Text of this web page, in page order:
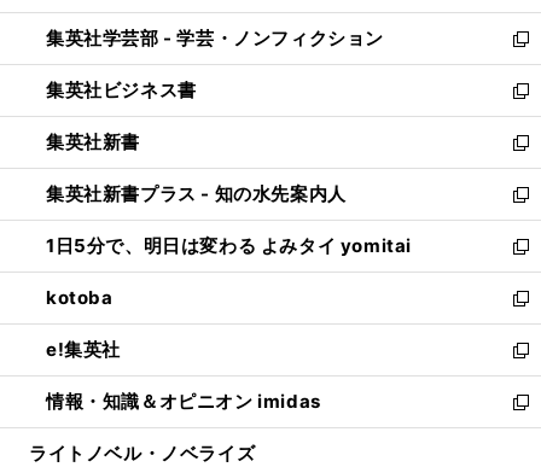
開
く
ウ
で
開
く
ン
ド
ウ
で
開
く
ウ
ィ
ン
ド
ウ
で
開
く
集英社学芸部 - 学芸・ノンフィクション
新
し
い
ウ
ィ
ン
ド
ウ
で
開
く
集英社ビジネス書
新
し
い
ウ
ィ
ン
ド
ウ
で
開
く
集英社新書
新
し
い
ウ
ィ
ン
ド
ウ
で
開
く
集英社新書プラス - 知の水先案内人
新
し
い
ウ
ィ
ン
ド
ウ
で
開
1日5分で、明日は変わる よみタイ yomitai
新
し
い
ウ
ィ
ン
ド
ウ
kotoba
新
し
い
ウ
ィ
ン
e!集英社
新
し
い
ウ
情報・知識＆オピニオン imidas
新
し
ライトノベル・ノベライズ